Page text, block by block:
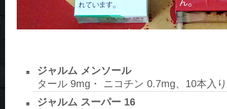
ジャルム メンソール
タール 9mg・ ニコチン 0.7mg、10本入り
ジャルム スーパー 16